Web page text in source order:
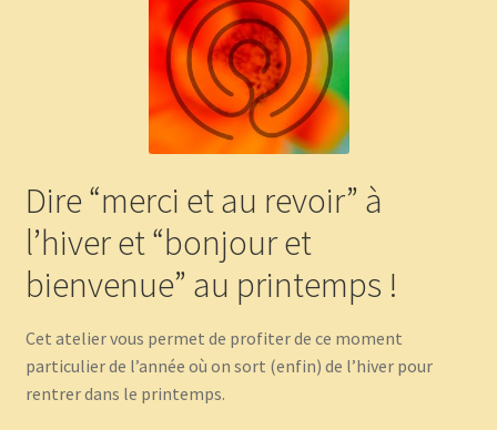
Dire “merci et au revoir” à
l’hiver et “bonjour et
bienvenue” au printemps !
Cet atelier vous permet de profiter de ce moment
particulier de l’année où on sort (enfin) de l’hiver pour
rentrer dans le printemps.